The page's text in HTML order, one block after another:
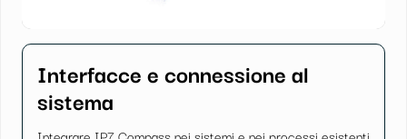
Interfacce e connessione al
sistema